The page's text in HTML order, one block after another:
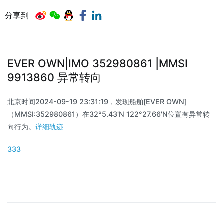
分享到
EVER OWN|IMO 352980861 |MMSI
9913860 异常转向
北京时间2024-09-19 23:31:19，发现船舶[EVER OWN]
（MMSI:352980861）在32°5.43'N 122°27.66'N位置有异常转
向行为。 详细轨迹
333